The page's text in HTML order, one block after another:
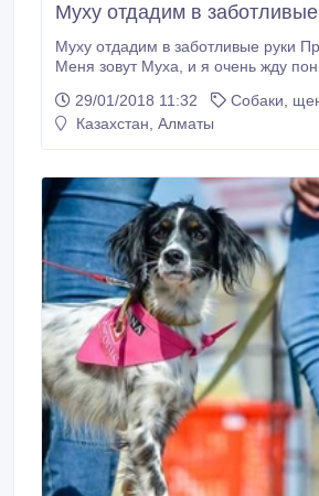
Муху отдадим в заботливые
Муху отдадим в заботливые руки
Меня зовут Муха, и я очень жду понимающих и
нежная девочка, буду верной питомицей, в обмен
на вашу любовь, понимание и кусочек времени.
собаками.
29/01/2018 11:32
Собаки,
Казахстан, Алматы